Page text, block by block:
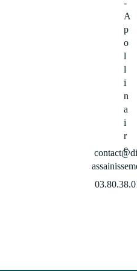
-
A
p
o
l
l
i
n
a
i
r
e